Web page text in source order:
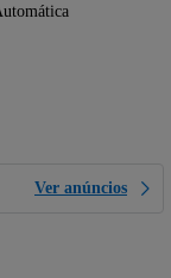
Ver anúncios